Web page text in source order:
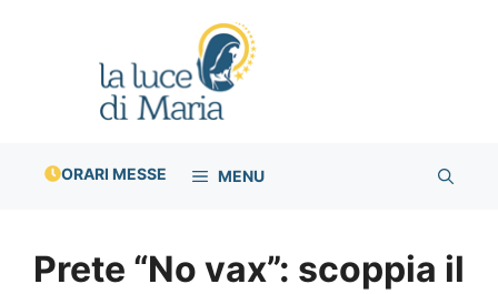
ORARI MESSE MENU
Prete “No vax”: scoppia il